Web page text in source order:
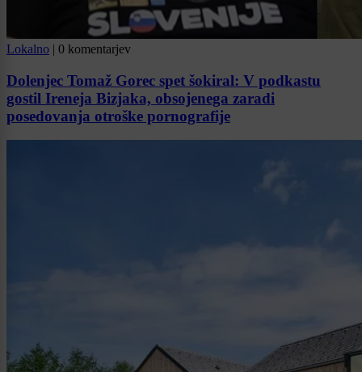
Lokalno | 0 komentarjev
Dolenjec Tomaž Gorec spet šokiral: V podkastu
gostil Ireneja Bizjaka, obsojenega zaradi
posedovanja otroške pornografije